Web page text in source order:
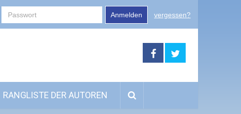
Anmelden vergessen?
RANGLISTE DER AUTOREN